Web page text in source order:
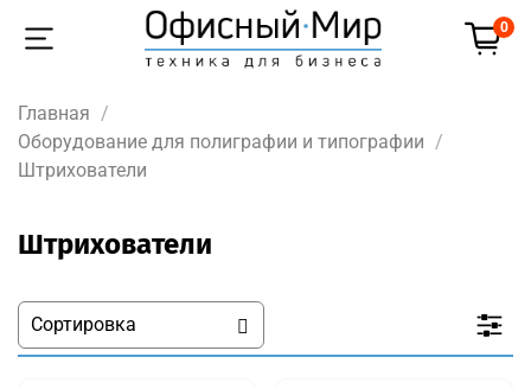
0
Главная
Оборудование для полиграфии и типографии
Штрихователи
Штрихователи